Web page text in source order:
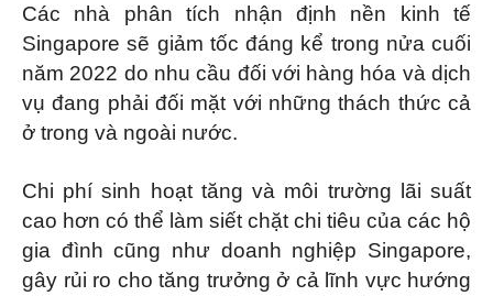
Các nhà phân tích nhận định nền kinh tế
Singapore sẽ giảm tốc đáng kể trong nửa cuối
năm 2022 do nhu cầu đối với hàng hóa và dịch
vụ đang phải đối mặt với những thách thức cả
ở trong và ngoài nước.
Chi phí sinh hoạt tăng và môi trường lãi suất
cao hơn có thể làm siết chặt chi tiêu của các hộ
gia đình cũng như doanh nghiệp Singapore,
gây rủi ro cho tăng trưởng ở cả lĩnh vực hướng